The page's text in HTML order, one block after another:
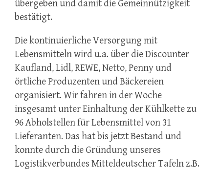
übergeben und damit die Gemeinnützigkeit
bestätigt.
Die kontinuierliche Versorgung mit
Lebensmitteln wird u.a. über die Discounter
Kaufland, Lidl, REWE, Netto, Penny und
örtliche Produzenten und Bäckereien
organisiert. Wir fahren in der Woche
insgesamt unter Einhaltung der Kühlkette zu
96 Abholstellen für Lebensmittel von 31
Lieferanten. Das hat bis jetzt Bestand und
konnte durch die Gründung unseres
Logistikverbundes Mitteldeutscher Tafeln z.B.